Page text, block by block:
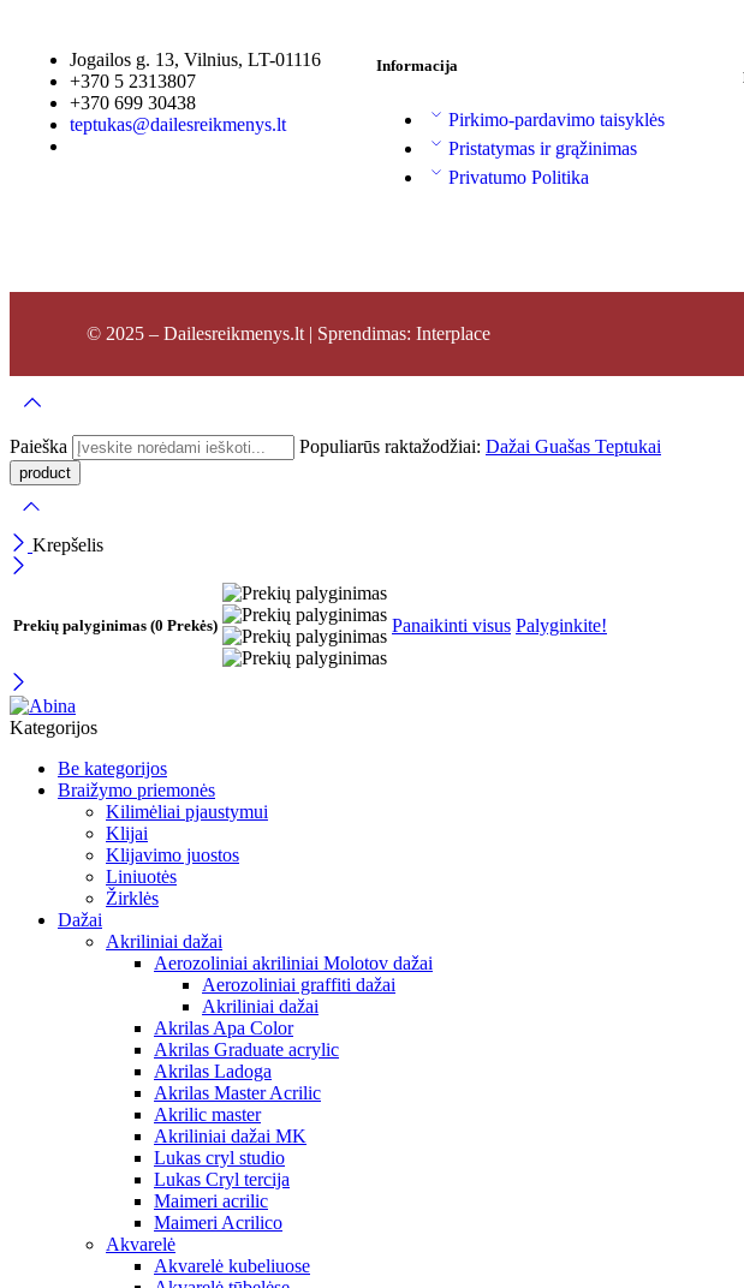
Jogailos g. 13, Vilnius, LT-01116
+370 5 2313807
+370 699 30438
teptukas@dailesreikmenys.lt
Informacija
Pirkimo-pardavimo taisyklės
Pristatymas ir grąžinimas
Privatumo Politika
© 2025 – Dailesreikmenys.lt | Sprendimas: Interplace
Paieška Populiarūs raktažodžiai: Dažai Guašas Teptukai
Krepšelis
Prekių palyginimas (0 Prekės) Panaikinti visus Palyginkite!
Kategorijos
Be kategorijos
Braižymo priemonės
Kilimėliai pjaustymui
Klijai
Klijavimo juostos
Liniuotės
Žirklės
Dažai
Akriliniai dažai
Aerozoliniai akriliniai Molotov dažai
Aerozoliniai graffiti dažai
Akriliniai dažai
Akrilas Apa Color
Akrilas Graduate acrylic
Akrilas Ladoga
Akrilas Master Acrilic
Akrilic master
Akriliniai dažai MK
Lukas cryl studio
Lukas Cryl tercija
Maimeri acrilic
Maimeri Acrilico
Akvarelė
Akvarelė kubeliuose